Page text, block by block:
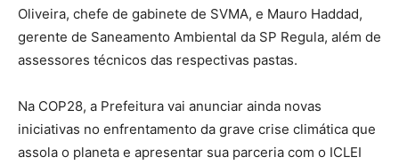
Oliveira, chefe de gabinete de SVMA, e Mauro Haddad,
gerente de Saneamento Ambiental da SP Regula, além de
assessores técnicos das respectivas pastas.
Na COP28, a Prefeitura vai anunciar ainda novas
iniciativas no enfrentamento da grave crise climática que
assola o planeta e apresentar sua parceria com o ICLEI